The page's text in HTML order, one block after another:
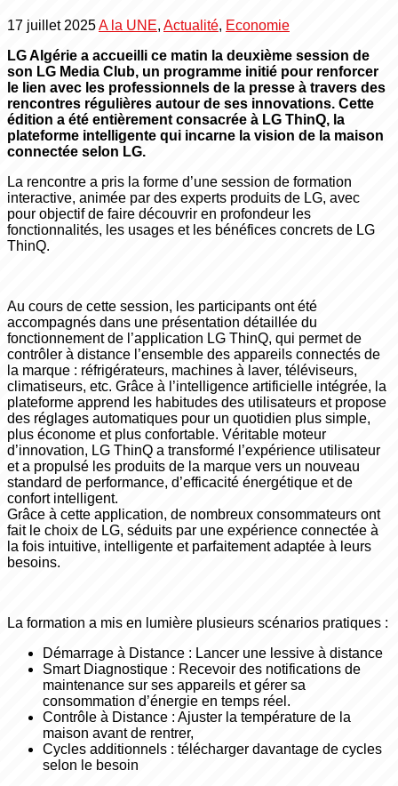
17 juillet 2025A la UNE, Actualité, Economie
LG Algérie a accueilli ce matin la deuxième session de
son LG Media Club, un programme initié pour renforcer
le lien avec les professionnels de la presse à travers des
rencontres régulières autour de ses innovations. Cette
édition a été entièrement consacrée à LG ThinQ, la
plateforme intelligente qui incarne la vision de la maison
connectée selon LG.
La rencontre a pris la forme d’une session de formation
interactive, animée par des experts produits de LG, avec
pour objectif de faire découvrir en profondeur les
fonctionnalités, les usages et les bénéfices concrets de LG
ThinQ.
Au cours de cette session, les participants ont été
accompagnés dans une présentation détaillée du
fonctionnement de l’application LG ThinQ, qui permet de
contrôler à distance l’ensemble des appareils connectés de
la marque : réfrigérateurs, machines à laver, téléviseurs,
climatiseurs, etc. Grâce à l’intelligence artificielle intégrée, la
plateforme apprend les habitudes des utilisateurs et propose
des réglages automatiques pour un quotidien plus simple,
plus économe et plus confortable. Véritable moteur
d’innovation, LG ThinQ a transformé l’expérience utilisateur
et a propulsé les produits de la marque vers un nouveau
standard de performance, d’efficacité énergétique et de
confort intelligent.
Grâce à cette application, de nombreux consommateurs ont
fait le choix de LG, séduits par une expérience connectée à
la fois intuitive, intelligente et parfaitement adaptée à leurs
besoins.
La formation a mis en lumière plusieurs scénarios pratiques :
Démarrage à Distance : Lancer une lessive à distance
Smart Diagnostique : Recevoir des notifications de
maintenance sur ses appareils et gérer sa
consommation d’énergie en temps réel.
Contrôle à Distance : Ajuster la température de la
maison avant de rentrer,
Cycles additionnels : télécharger davantage de cycles
selon le besoin